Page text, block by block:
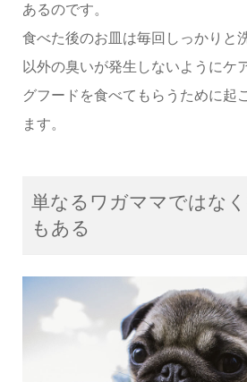
あるのです。
食べた後のお皿は毎回しっかりと
以外の臭いが発生しないようにケ
グフードを食べてもらうために起
ます。
単なるワガママではな
もある